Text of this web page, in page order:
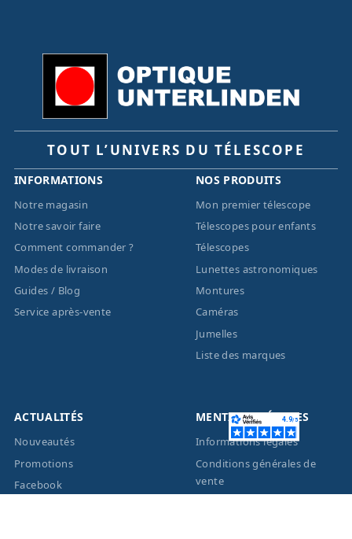
TOUT L’UNIVERS DU TÉLESCOPE
INFORMATIONS
Notre magasin
Notre savoir faire
Comment commander ?
Modes de livraison
Guides / Blog
Service après-vente
NOS PRODUITS
Mon premier télescope
Télescopes pour enfants
Télescopes
Lunettes astronomiques
Montures
Caméras
Jumelles
Liste des marques
ACTUALITÉS
Nouveautés
Promotions
Facebook
MENTIONS LÉGALES
Informations légales
Conditions générales de
vente